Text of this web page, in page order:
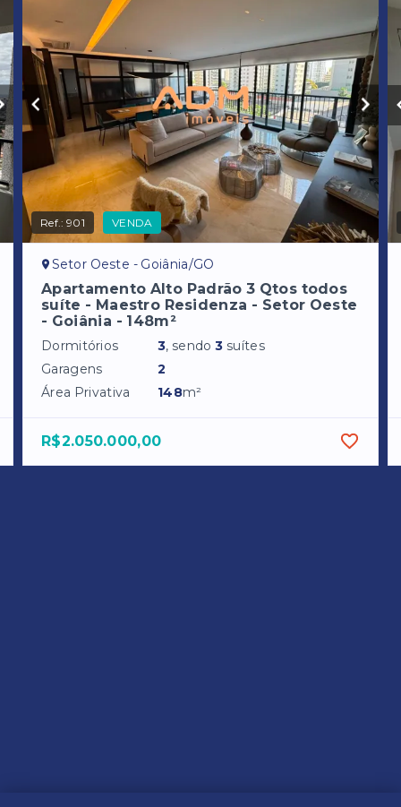
Ref.:901 VENDA
Setor Oeste - Goiânia/GO
Apartamento Alto Padrão 3 Qtos todos
suíte - Maestro Residenza - Setor Oeste
- Goiânia - 148m²
Dormitórios 3, sendo3 suítes
Garagens
2
Área Privativa
148m²
R$2.050.000,00